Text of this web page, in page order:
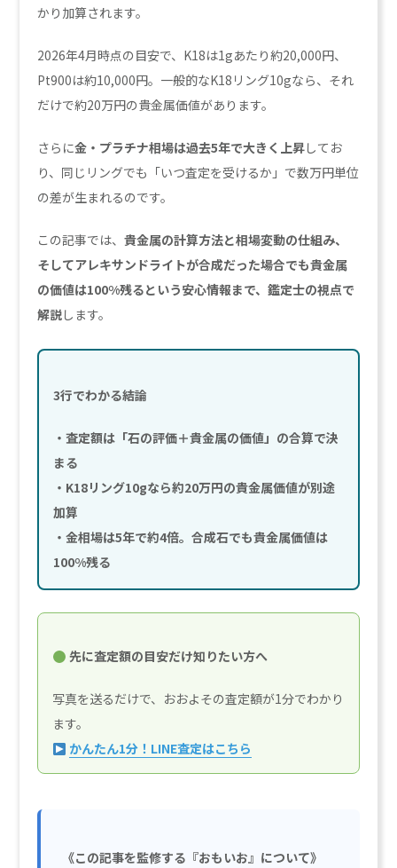
かり加算されます。
2026年4月時点の目安で、K18は1gあたり約20,000円、
Pt900は約10,000円。一般的なK18リング10gなら、それ
だけで約20万円の貴金属価値があります。
さらに金・プラチナ相場は過去5年で大きく上昇してお
り、同じリングでも「いつ査定を受けるか」で数万円単位
の差が生まれるのです。
この記事では、貴金属の計算方法と相場変動の仕組み、
そしてアレキサンドライトが合成だった場合でも貴金属
の価値は100%残るという安心情報まで、鑑定士の視点で
解説します。
3行でわかる結論
・査定額は「石の評価＋貴金属の価値」の合算で決
まる
・K18リング10gなら約20万円の貴金属価値が別途
加算
・金相場は5年で約4倍。合成石でも貴金属価値は
100%残る
先に査定額の目安だけ知りたい方へ
写真を送るだけで、おおよその査定額が1分でわかり
ます。
かんたん1分！LINE査定はこちら
《この記事を監修する『おもいお』について》